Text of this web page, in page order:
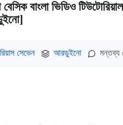
বাংলা ভিডিও
সেভেন আরডুইনো মন্তব্য